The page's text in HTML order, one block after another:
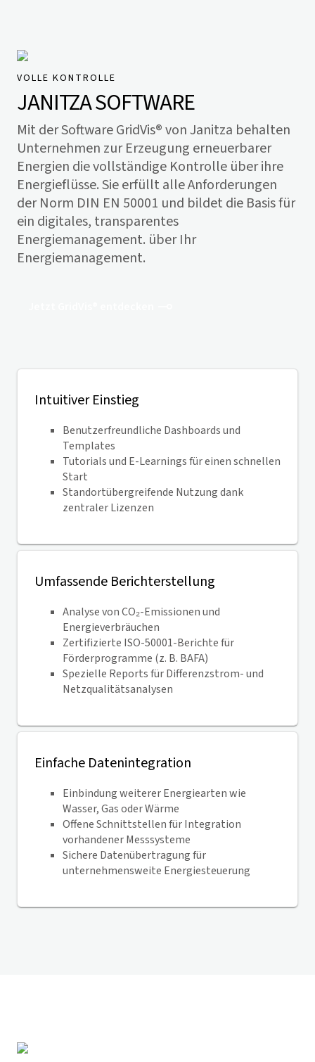
VOLLE KONTROLLE
JANITZA SOFTWARE
Mit der SoftwareGridVis® von Janitza behalten
Unternehmen zur Erzeugung erneuerbarer
Energien die vollständige Kontrolle über ihre
Energieflüsse. Sie erfüllt alle Anforderungen
der Norm DIN EN 50001 und bildet die Basis für
ein digitales, transparentes
Energiemanagement. über Ihr
Energiemanagement.
Intuitiver Einstieg
Benutzerfreundliche Dashboards und
Templates
Tutorials und E-Learnings für einen schnellen
Start
Standortübergreifende Nutzung dank
zentraler Lizenzen
Umfassende Berichterstellung
Analyse von CO₂-Emissionen und
Energieverbräuchen
Zertifizierte ISO-50001-Berichte für
Förderprogramme (z. B. BAFA)
Spezielle Reports für Differenzstrom- und
Netzqualitätsanalysen
Einfache Datenintegration
Einbindung weiterer Energiearten wie
Wasser, Gas oder Wärme
Offene Schnittstellen für Integration
vorhandener Messsysteme
Sichere Datenübertragung für
unternehmensweite Energiesteuerung